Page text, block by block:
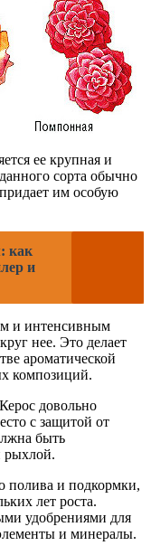
ее крупная и
сорта обычно
им особую
как
и
и интенсивным
нее. Это делает
ароматической
композиций.
довольно
с защитой от
быть
рыхлой.
полива и подкормки,
лет роста.
удобрениями для
и минералы.